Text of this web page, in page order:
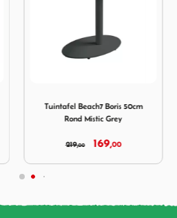
Human Comfort Ottoman Marat
Grijs Beige
34,95